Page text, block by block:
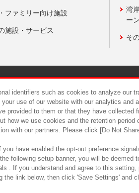
ファミリー向け施設
施設・サービス
湾
ー
そ
食品のご
identifiers such as cookies to analyze our
use of our website with our analytics and
provided to them or that they have
how we use cookies and the retention
with our partners. Please click [Do Not
you have enabled the opt-out preference
following setup banner, you will be
. If you understand and agree to this
the link below, then click 'Save Settings' and